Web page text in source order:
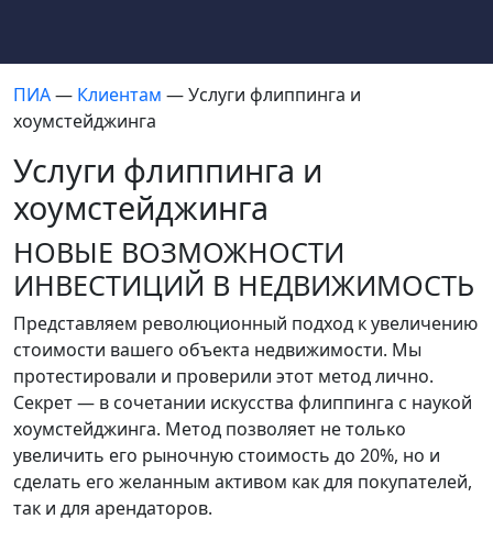
ПИА— Клиентам — Услуги флиппинга и
хоумстейджинга
Услуги флиппинга и
хоумстейджинга
НОВЫЕ ВОЗМОЖНОСТИ
ИНВЕСТИЦИЙ В НЕДВИЖИМОСТЬ
Представляем революционный подход к увеличению
стоимости вашего объекта недвижимости. Мы
протестировали и проверили этот метод лично.
Секрет — в сочетании искусства флиппинга с наукой
хоумстейджинга. Метод позволяет не только
увеличить его рыночную стоимость до 20%, но и
сделать его желанным активом как для покупателей,
так и для арендаторов.